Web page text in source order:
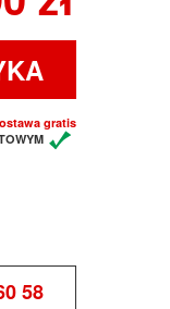
gratis
58